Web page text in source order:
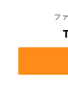
フ